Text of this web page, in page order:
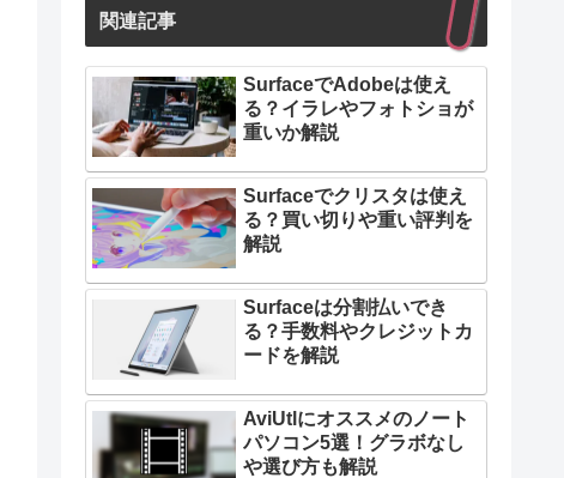
関連記事
SurfaceでAdobeは使え
る？イラレやフォトショが
重いか解説
Surfaceでクリスタは使え
る？買い切りや重い評判を
解説
Surfaceは分割払いでき
る？手数料やクレジットカ
ードを解説
AviUtlにオススメのノート
パソコン5選！グラボなし
や選び方も解説